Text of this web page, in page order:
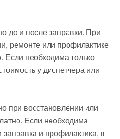
до и после заправки. При
ремонте или профилактике
Если необходима только
у диспетчера или
при восстановлении или
Если необходима
и профилактика, в